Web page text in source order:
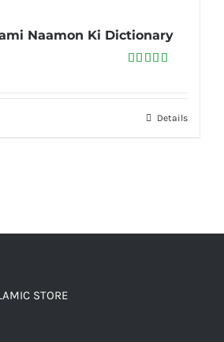
Naamon Ki Dictionary
Details
STORE